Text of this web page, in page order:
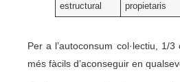
estructural
propietaris
Per a l’autoconsum col·lectiu, 1/
més fàcils d’aconseguir en